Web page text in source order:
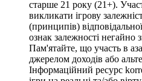
старше 21 року (21+).
викликати ігрову
(принципів)
ознак залежності негайно
Пам'ятайте, що участь в
джерелом доходів або
Інформаційний ресурс